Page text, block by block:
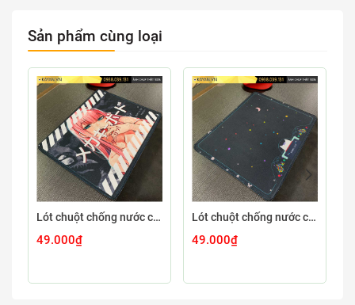
Sản phẩm cùng loại
Lót chuột chống nước cỡ nhỏ 26x21cm dày 3mm S-107-26X21 (ZEROTWO-01)
49.000₫
Lót chuột chống nước cỡ nhỏ 26x21cm dày 3mm S-103-26X21 (GAMECONSO-09)
49.000₫